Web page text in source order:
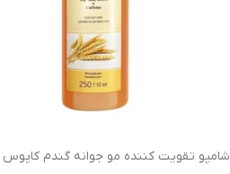
شامپو تقویت کننده مو جوانه گندم کاپوس | 250 میل